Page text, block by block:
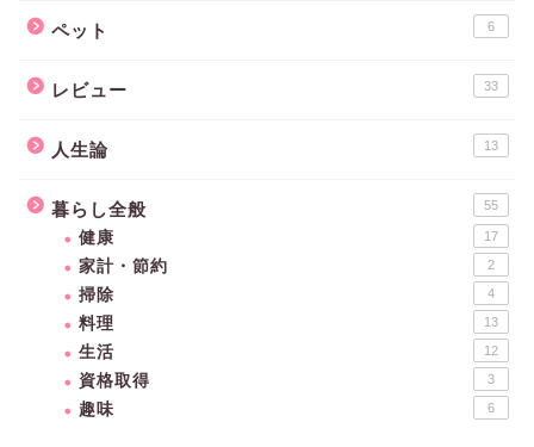
ペット 6
レビュー 33
人生論 13
暮らし全般 55
健康 17
家計・節約 2
掃除 4
料理 13
生活 12
資格取得 3
趣味 6